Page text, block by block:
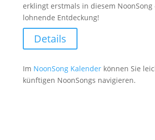
erklingt erstmals in diesem
lohnende Entdeckung!
Details
Im NoonSong Kalenderkönnen Sie
künftigen NoonSongs navigieren.